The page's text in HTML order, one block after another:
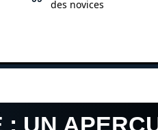
des novices
: UN